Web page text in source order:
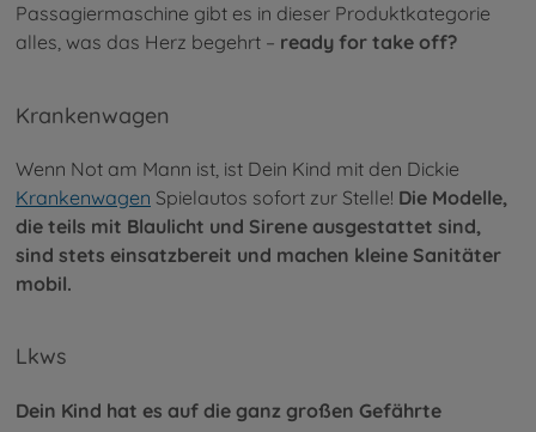
Passagiermaschine gibt es in dieser Produktkategorie
alles, was das Herz begehrt – ready for take off?
Krankenwagen
Wenn Not am Mann ist, ist Dein Kind mit den Dickie
Krankenwagen Spielautos sofort zur Stelle! Die Modelle,
die teils mit Blaulicht und Sirene ausgestattet sind,
sind stets einsatzbereit und machen kleine Sanitäter
mobil.
Lkws
Dein Kind hat es auf die ganz großen Gefährte